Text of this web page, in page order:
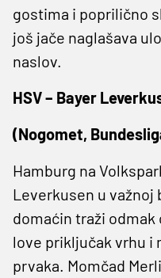
gostima i poprilično
još jače naglašava
naslov.
HSV – Bayer
(Nogomet,
Hamburg na
Leverkusen u
domaćin traži odmak
love priključak vrhu i
prvaka. Momčad